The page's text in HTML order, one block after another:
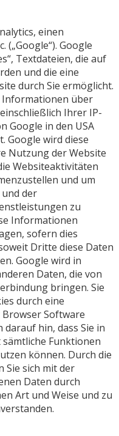
einen
(„Google“). Google
Textdateien, die auf
und die eine
durch Sie ermöglicht.
Informationen über
Ihrer IP-
Google in den USA
Google wird diese
Nutzung der Website
Websiteaktivitäten
und um
der
zu
Informationen
sofern dies
Dritte diese Daten
Google wird in
Daten, die von
bringen. Sie
durch eine
Software
darauf hin, dass Sie in
Funktionen
können. Durch die
Sie sich mit der
Daten durch
Art und Weise und zu